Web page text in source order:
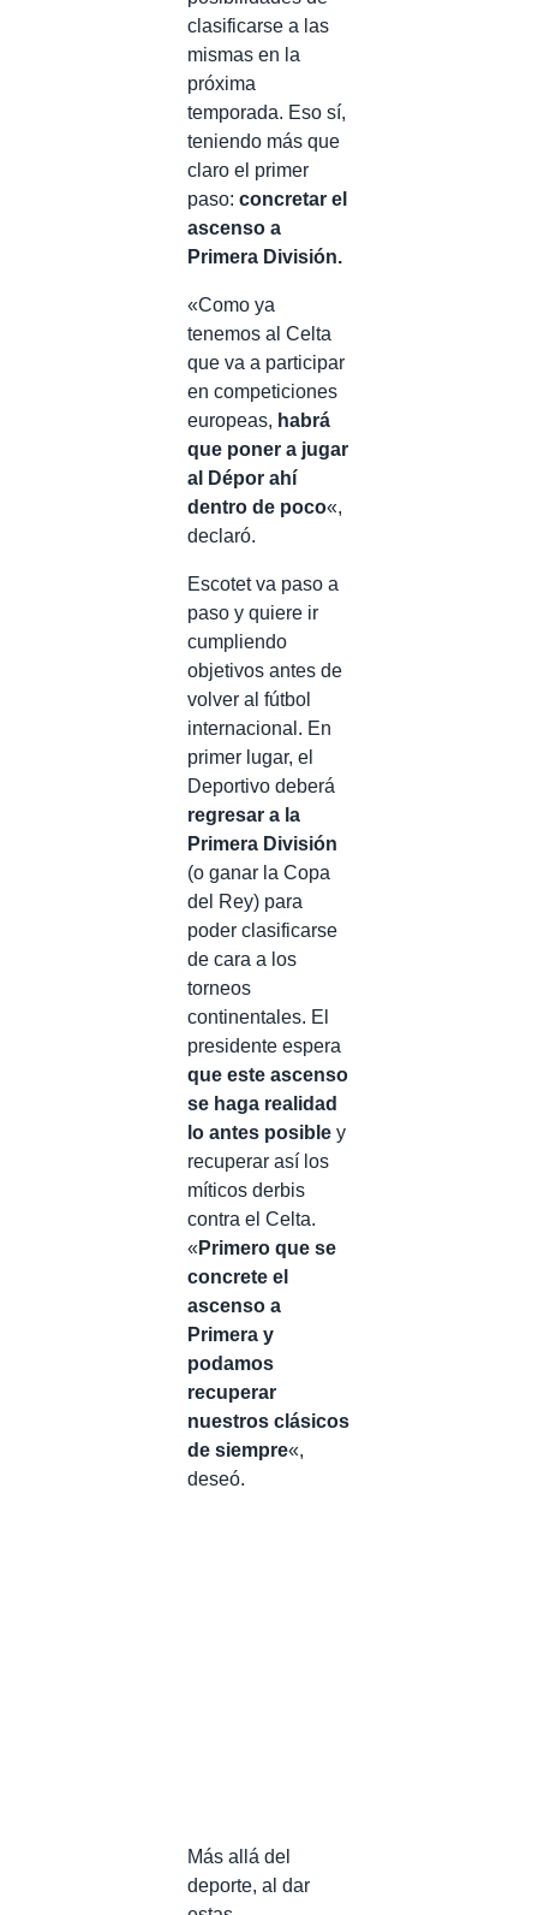
clasificarse a las
mismas en la
próxima
temporada. Eso sí,
teniendo más que
claro el primer
paso: concretar el
ascenso a
Primera División.
«Como ya
tenemos al Celta
que va a participar
en competiciones
europeas, habrá
que poner a jugar
al Dépor ahí
dentro de poco«,
declaró.
Escotet va paso a
paso y quiere ir
cumpliendo
objetivos antes de
volver al fútbol
internacional. En
primer lugar, el
Deportivo deberá
regresar a la
Primera División
(o ganar la Copa
del Rey) para
poder clasificarse
de cara a los
torneos
continentales. El
presidente espera
que este ascenso
se haga realidad
lo antes posible y
recuperar así los
míticos derbis
contra el Celta.
« Primero que se
concrete el
ascenso a
Primera y
podamos
recuperar
nuestros clásicos
de siempre«,
deseó.
Más allá del
deporte, al dar